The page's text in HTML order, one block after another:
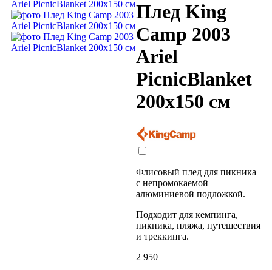
Плед King
Camp 2003
Ariel
PicnicBlanket
200x150 см
Флисовый плед для пикника
с непромокаемой
алюминиевой подложкой.
Подходит для кемпинга,
пикника, пляжа, путешествия
и треккинга.
2 950